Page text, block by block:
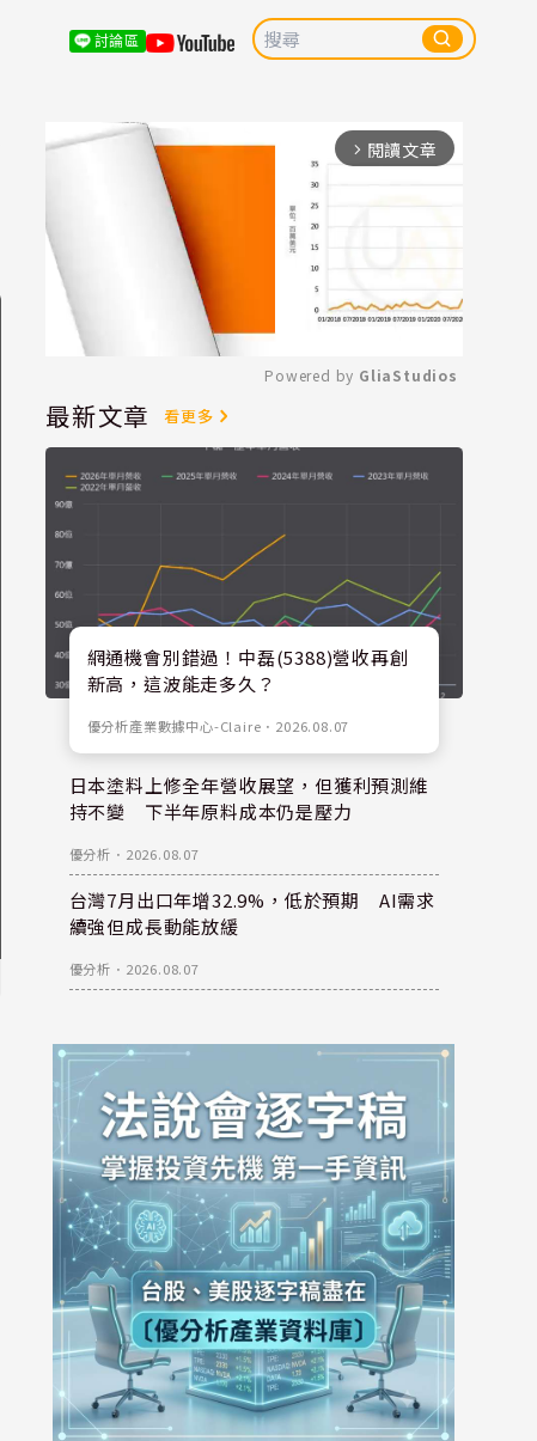
討論區
arrow_forward_ios 閱讀文章
Mute
Powered by GliaStudios
最新文章 看更多
網通機會別錯過！中磊(5388)營收再創
新高，這波能走多久？
優分析產業數據中心-Claire ． 2026.08.07
日本塗料上修全年營收展望，但獲利預測維
持不變 下半年原料成本仍是壓力
優分析 ． 2026.08.07
台灣7月出口年增32.9%，低於預期 AI需求
續強但成長動能放緩
優分析 ． 2026.08.07